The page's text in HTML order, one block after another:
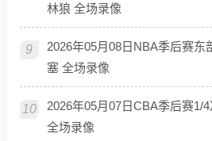
林狼 全场录像
9
2026年05月08日NBA季后赛东
塞 全场录像
10
2026年05月07日CBA季后赛1/
全场录像